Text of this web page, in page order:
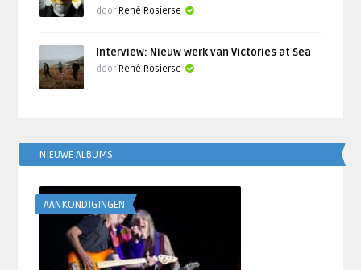
door René Rosierse
Interview: Nieuw werk van Victories at Sea
door René Rosierse
NIEUWE ALBUMS
AANKONDIGINGEN